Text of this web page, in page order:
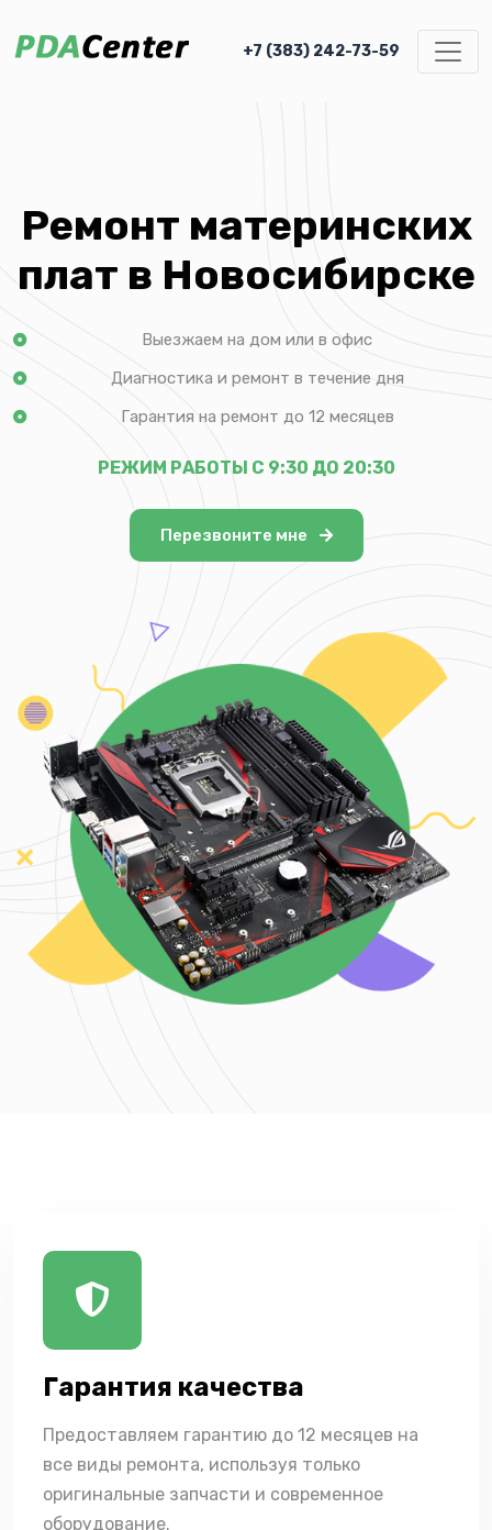
+7 (383) 242-73-59
Ремонт материнских
плат в Новосибирске
Выезжаем на дом или в офис
Диагностика и ремонт в течение дня
Гарантия на ремонт до 12 месяцев
РЕЖИМ РАБОТЫ С 9:30 ДО 20:30
Перезвоните мне
Гарантия качества
Предоставляем гарантию до 12 месяцев на
все виды ремонта, используя только
оригинальные запчасти и современное
оборудование.